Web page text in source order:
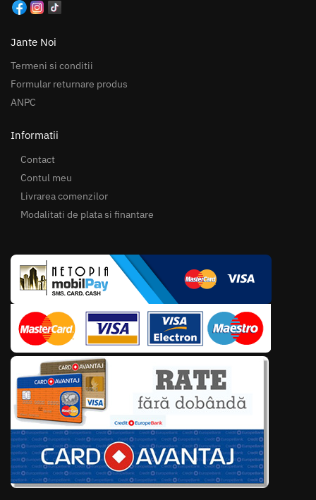
Jante Noi
Termeni si conditii
Formular returnare produs
ANPC
Informatii
Contact
Contul meu
Livrarea comenzilor
Modalitati de plata si finantare